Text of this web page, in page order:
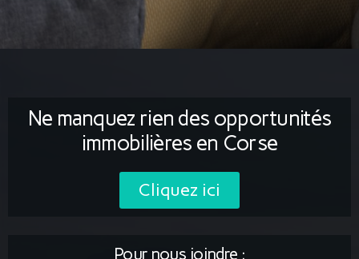
Ne manquez rien des opportunités
immobilières en Corse
Cliquez ici
Pour nous joindre :